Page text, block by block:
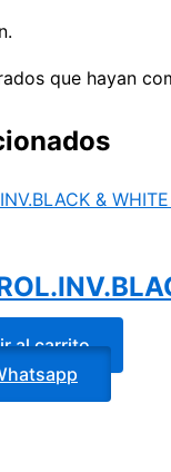
que hayan
al carrito